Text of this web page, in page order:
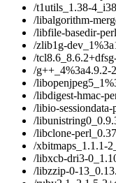
/t1utils_1.38-
/libalgorithm-
/libfile-basedir-
/zlib1g-
/
/g++_4%3a4.9.2-
/
/libdigest-hmac-
/libio-
/
/libclone-
/xbitmaps_1.1.1-
/libxcb-dri3-
/libzzip-0-